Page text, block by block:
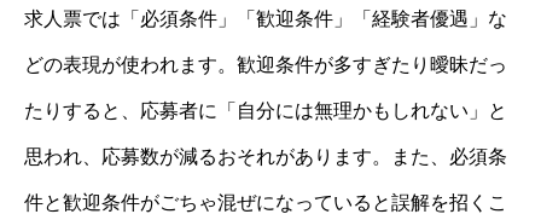
求人票では「必須条件」「歓迎条件」「経験者優遇」な
どの表現が使われます。歓迎条件が多すぎたり曖昧だっ
たりすると、応募者に「自分には無理かもしれない」と
思われ、応募数が減るおそれがあります。また、必須条
件と歓迎条件がごちゃ混ぜになっていると誤解を招くこ